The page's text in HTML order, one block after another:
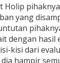
Holip
yang
dengan hasil
kisi dari
hampir